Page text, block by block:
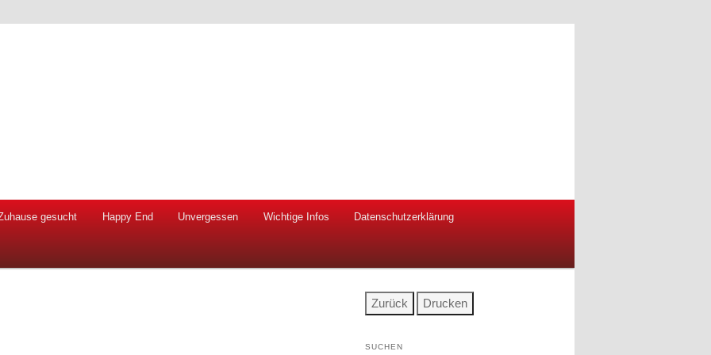
gesucht Happy End Unvergessen Wichtige Infos Datenschutzerklärung
SUCHEN